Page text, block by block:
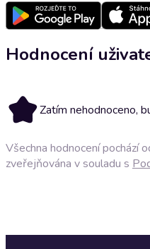
Hodnocení
Zatím nehodnoceno,
Všechna hodnocení pochází
zveřejňována v souladu s